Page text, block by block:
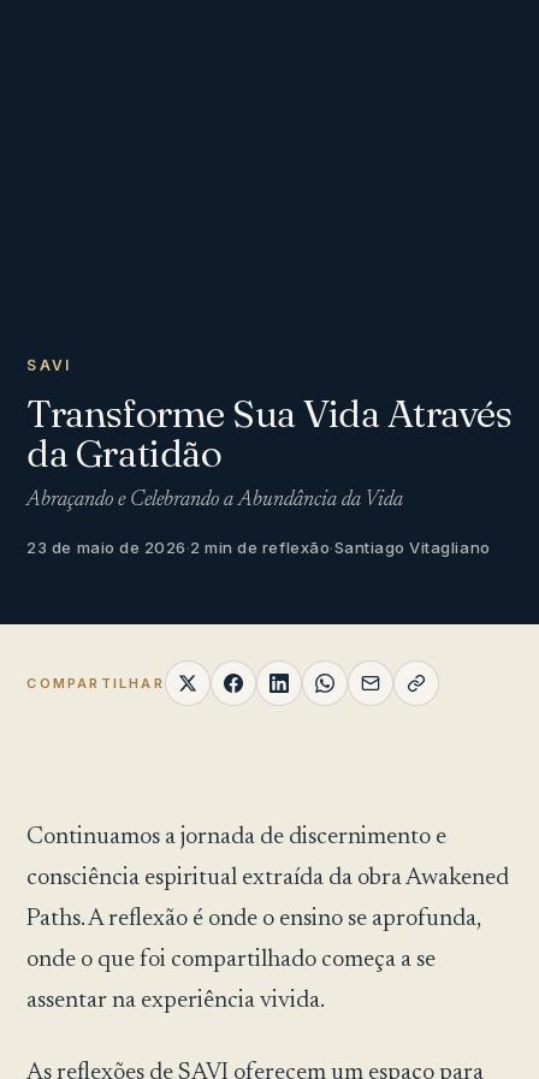
SAVI
Transforme Sua Vida Através
da Gratidão
Abraçando e Celebrando a Abundância da Vida
23 de maio de 2026·2 min de reflexão·Santiago Vitagliano
COMPARTILHAR
Continuamos a jornada de discernimento e
consciência espiritual extraída da obra Awakened
Paths. A reflexão é onde o ensino se aprofunda,
onde o que foi compartilhado começa a se
assentar na experiência vivida.
As reflexões de SAVI oferecem um espaço para